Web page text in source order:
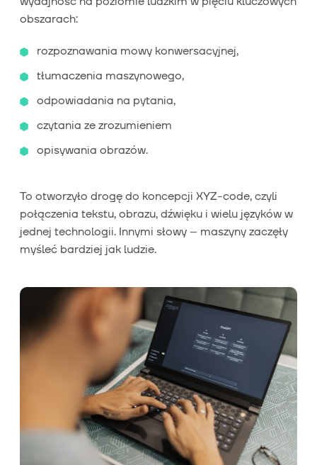
obszarach:
rozpoznawania mowy konwersacyjnej,
tłumaczenia maszynowego,
odpowiadania na pytania,
czytania ze zrozumieniem
opisywania obrazów.
To otworzyło drogę do koncepcji XYZ-code, czyli
połączenia tekstu, obrazu, dźwięku i wielu języków w
jednej technologii. Innymi słowy – maszyny zaczęły
myśleć bardziej jak ludzie.